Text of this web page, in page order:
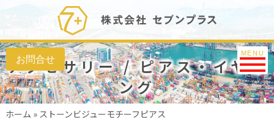
Toggle
MENU
アクセサリー / ピアス・イヤリ
ング
ホーム » ストーンビジューモチーフピアス